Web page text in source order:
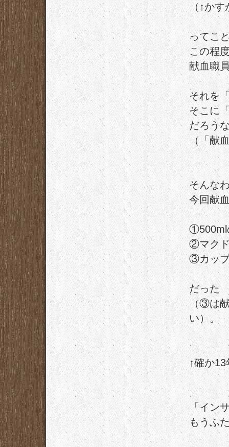
（↑かす
ってこ
この程
献血職
それを
そこに
だろう
（「献
そんな
今回献
①500ml
②マク
③カッ
だった
（③は
い）。
↑確か
「イン
もうふ